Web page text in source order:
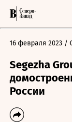
16 февраля 2023 /
Segezha
России